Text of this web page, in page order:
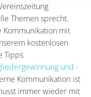
Themen sprecht.
Kommunikation mit
kostenlosen
Tipps
und -
Kommunikation ist
immer wieder mit